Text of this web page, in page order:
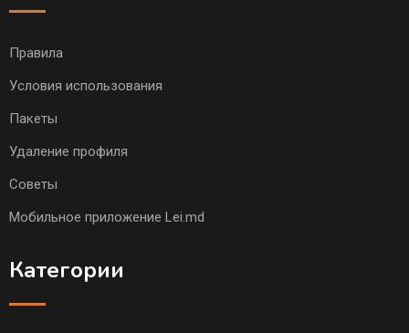
Правила
Условия использования
Пакеты
Удаление профиля
Советы
Мобильное приложение Lei.md
Категории